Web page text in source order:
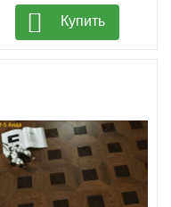
Купить